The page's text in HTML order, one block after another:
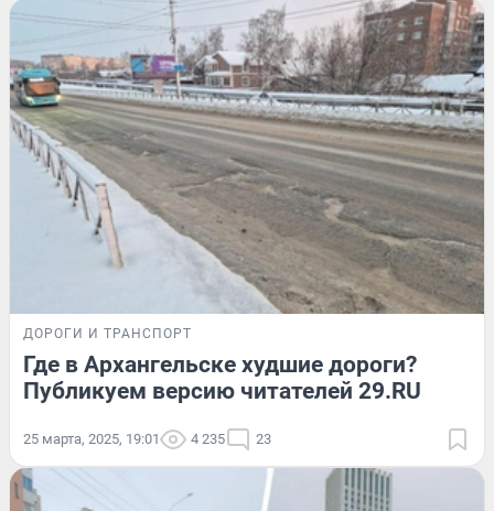
ДОРОГИ И ТРАНСПОРТ
Где в Архангельске худшие дороги?
Публикуем версию читателей 29.RU
25 марта, 2025, 19:01 4 235 23